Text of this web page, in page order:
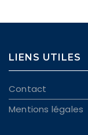
LIENS UTILES
Contact
Mentions légales